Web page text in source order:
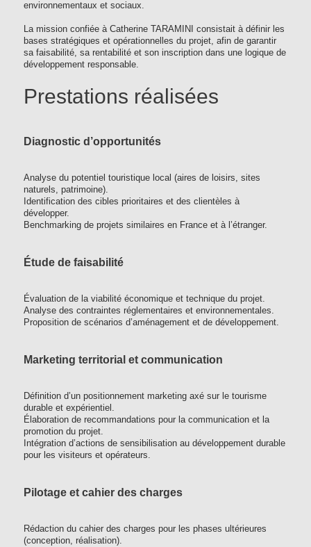
environnementaux et sociaux.
La mission confiée à Catherine TARAMINI consistait à définir les
bases stratégiques et opérationnelles du projet, afin de garantir
sa faisabilité, sa rentabilité et son inscription dans une logique de
développement responsable.
Prestations réalisées
Diagnostic d’opportunités
Analyse du potentiel touristique local (aires de loisirs, sites
naturels, patrimoine).
Identification des cibles prioritaires et des clientèles à
développer.
Benchmarking de projets similaires en France et à l’étranger.
Étude de faisabilité
Évaluation de la viabilité économique et technique du projet.
Analyse des contraintes réglementaires et environnementales.
Proposition de scénarios d’aménagement et de développement.
Marketing territorial et communication
Définition d’un positionnement marketing axé sur le tourisme
durable et expérientiel.
Élaboration de recommandations pour la communication et la
promotion du projet.
Intégration d’actions de sensibilisation au développement durable
pour les visiteurs et opérateurs.
Pilotage et cahier des charges
Rédaction du cahier des charges pour les phases ultérieures
(conception, réalisation).